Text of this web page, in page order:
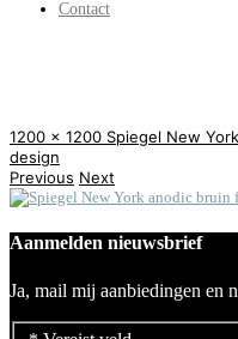
Contact
1200 x 1200 Spiegel New
design
Previous Next
Aanmelden nieuwsbrief
Ja, mail mij aanbiedingen en